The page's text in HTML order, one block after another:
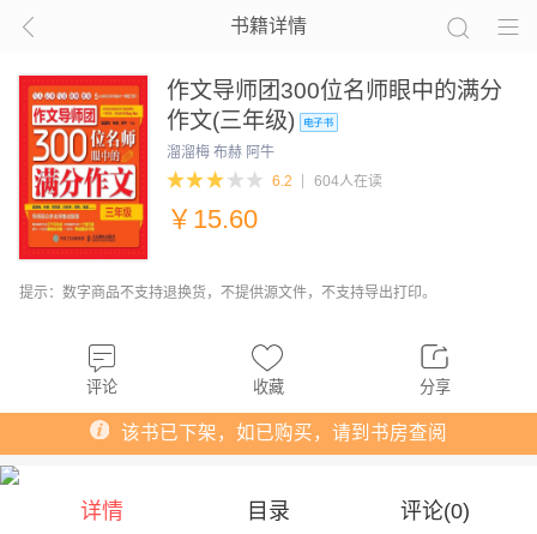
书籍详情
作文导师团300位名师眼中的满分
作文(三年级)
溜溜梅 布赫 阿牛
6.2
604人在读
￥ 15.60
提示：数字商品不支持退换货，不提供源文件，不支持导出打印。
评论 收藏 分享
该书已下架，如已购买，请到书房查阅
详情 目录 评论(0)